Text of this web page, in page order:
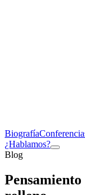
Biografía
¿Hablamos?
Blog